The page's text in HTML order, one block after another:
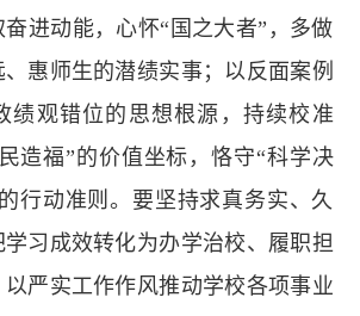
进动能，心怀“国之大者”，多做
惠师生的潜绩实事；以反面案例
绩观错位的思想根源，持续校准
造福”的价值坐标，恪守“科学决
行动准则。要坚持求真务实、久
习成效转化为办学治校、履职担
以严实工作作风推动学校各项事业